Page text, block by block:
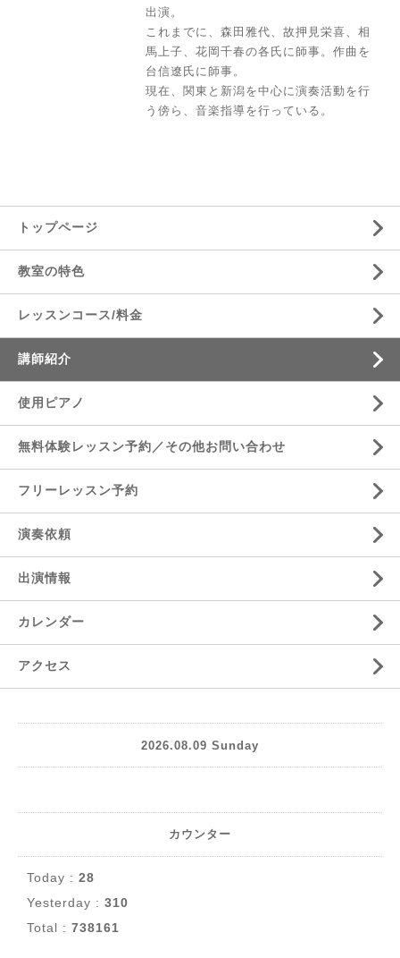
出演。
これまでに、森田雅代、故押見栄喜、相
馬上子、花岡千春の各氏に師事。作曲を
台信遼氏に師事。
現在、関東と新潟を中心に演奏活動を行
う傍ら、音楽指導を行っている。
トップページ
教室の特色
レッスンコース/料金
講師紹介
使用ピアノ
無料体験レッスン予約／その他お問い合わせ
フリーレッスン予約
演奏依頼
出演情報
カレンダー
アクセス
2026.08.09 Sunday
カウンター
Today : 28
Yesterday : 310
Total : 738161